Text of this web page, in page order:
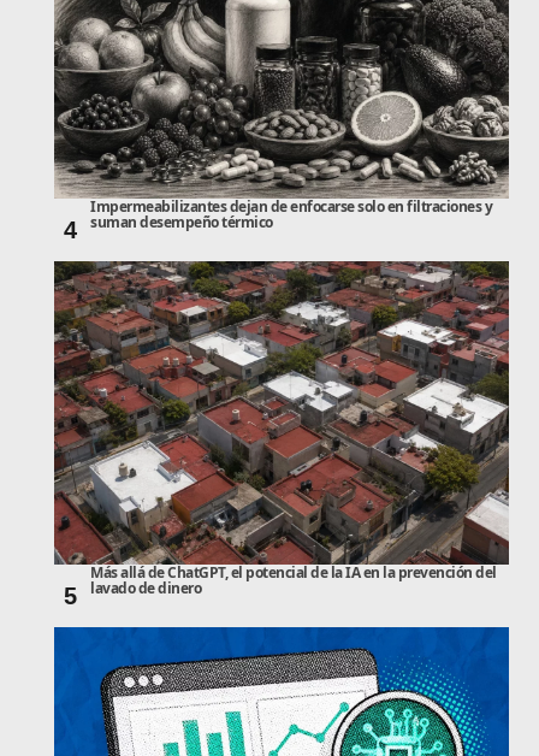
4
Impermeabilizantes dejan de enfocarse solo en filtraciones y
suman desempeño térmico
5
Más allá de ChatGPT, el potencial de la IA en la prevención del
lavado de dinero